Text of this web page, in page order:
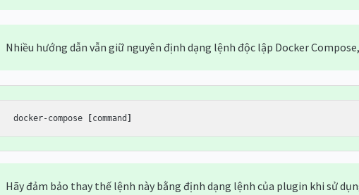
Nhiều hướng dẫn vẫn giữ nguyên định dạng lệnh độc lập Docker
docker-compose command
Hãy đảm bảo thay thế lệnh này bằng định dạng lệnh của plugin khi sử